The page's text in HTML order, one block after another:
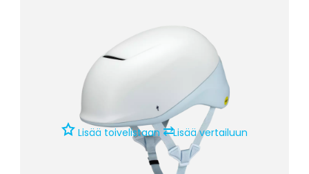
Lisää toivelistaan ⇄Lisää vertailuun